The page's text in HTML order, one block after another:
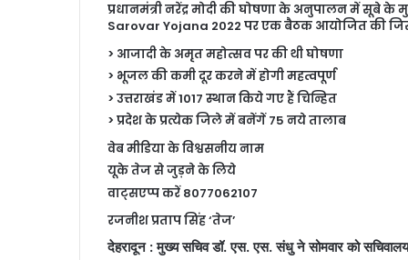
प्रधानमंत्री नरेंद्र मोदी की घोषणा के अनुपालन में
Sarovar Yojana 2022 पर एक बैठक आयोजित की
> आजादी के अमृत महोत्सव पर की थी घोषणा
> भूजल की कमी दूर करने में होगी महत्वपूर्ण
> उत्तराखंड में 1017 स्थान किये गए हैं चिन्हित
> प्रदेश के प्रत्येक जिले में बनेंगें 75 नये तालाब
वेब मीडिया के विश्वसनीय नाम
यूके तेज से जुड़ने के लिये
वाट्सएप्प करें 8077062107
रजनीश प्रताप सिंह ‘तेज’
देहरादून : मुख्य सचिव डॉ. एस. एस. संधु ने सोमवार को